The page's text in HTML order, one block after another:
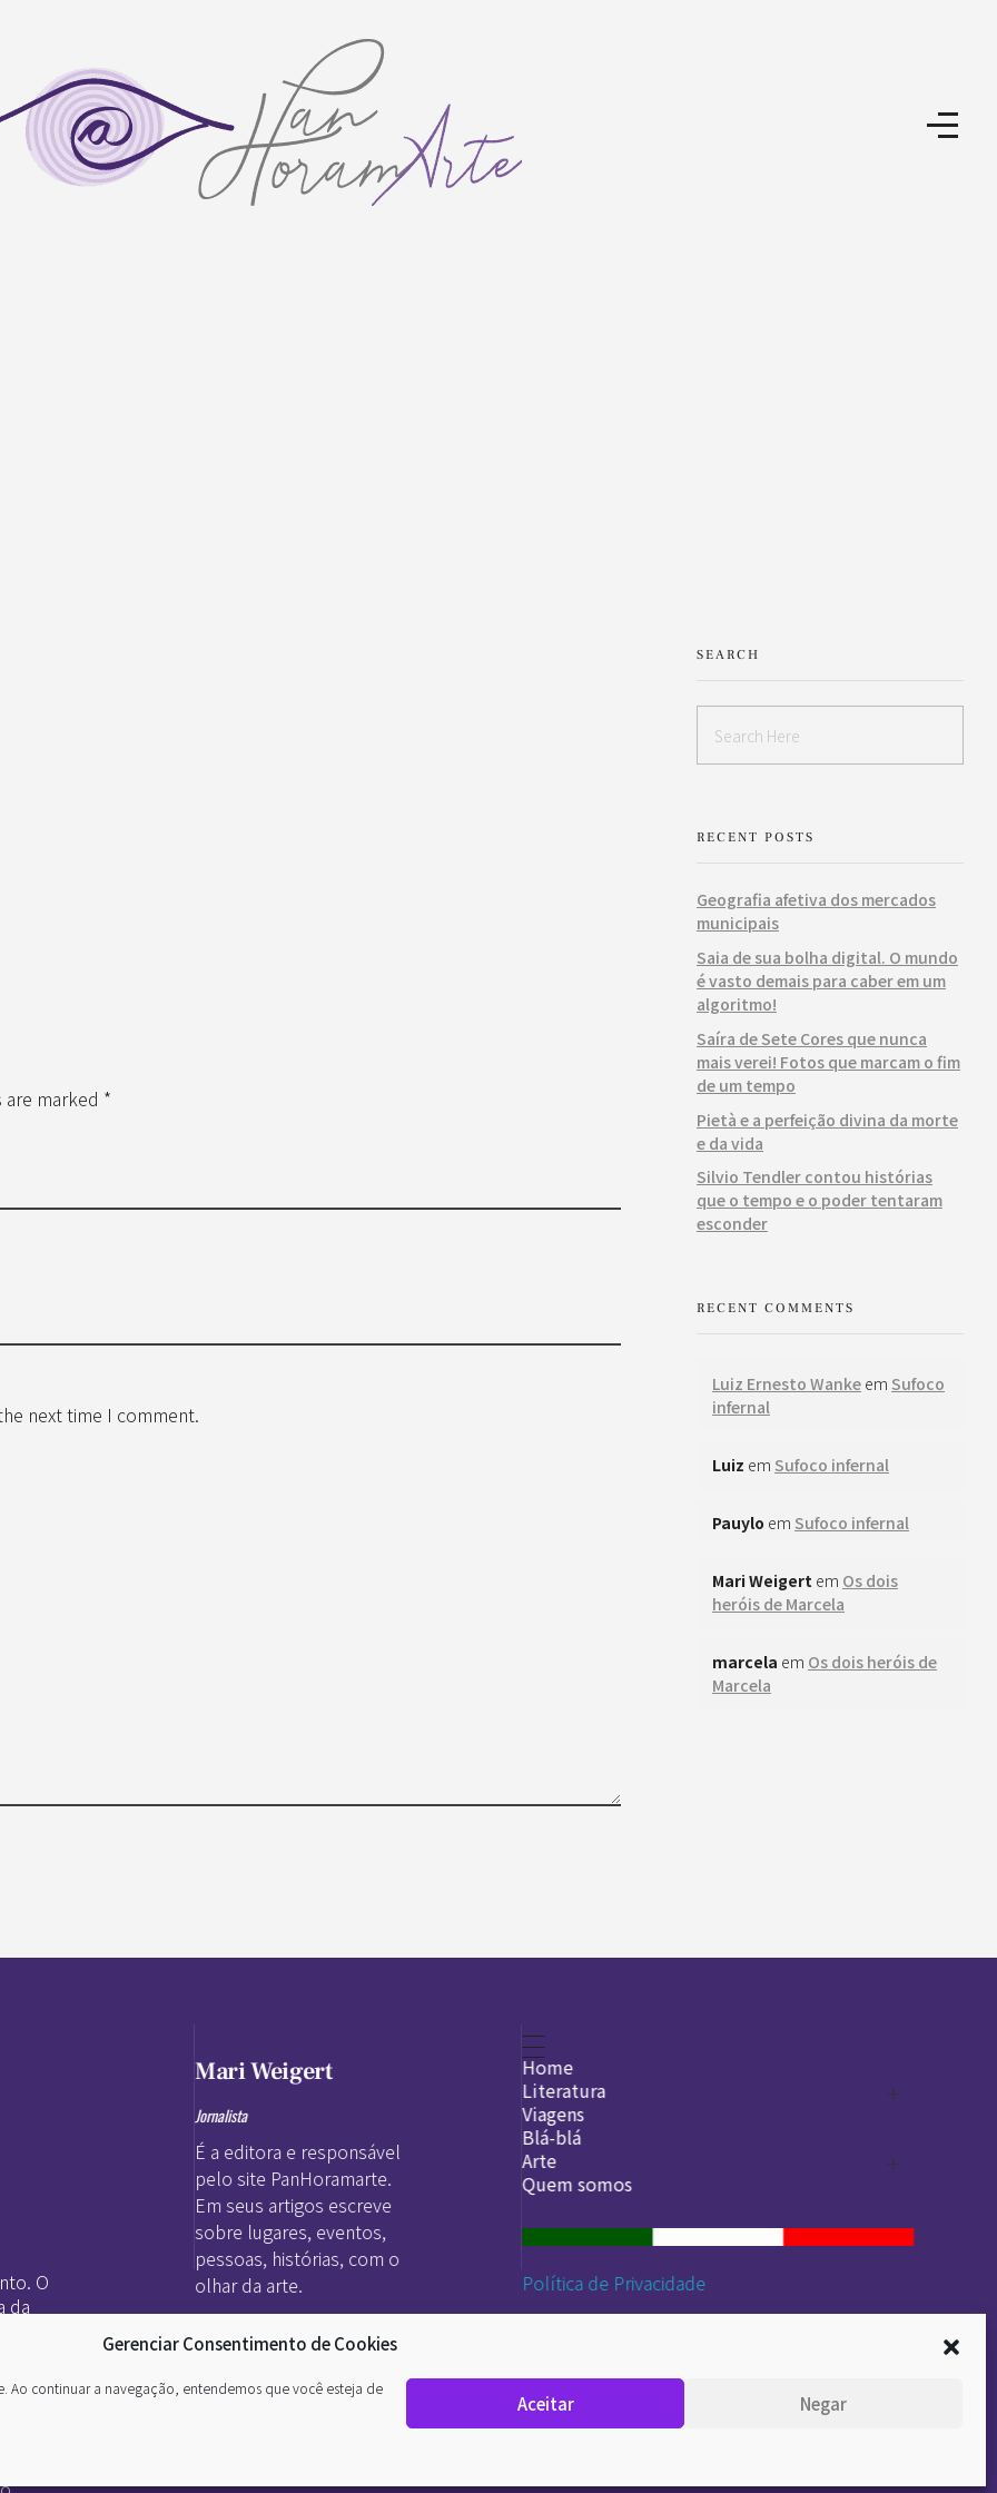
Gerenciar Consentimento de Cookies
Ao continuar a navegação, entendemos que você esteja de
Aceitar Negar
marked *
next time I comment.
SEARCH
RECENT POSTS
Geografia afetiva dos mercados
municipais
Saia de sua bolha digital. O mundo
é vasto demais para caber em um
algoritmo!
Saíra de Sete Cores que nunca
mais verei! Fotos que marcam o fim
de um tempo
Pietà e a perfeição divina da morte
e da vida
Silvio Tendler contou histórias
que o tempo e o poder tentaram
esconder
RECENT COMMENTS
Luiz Ernesto Wanke em Sufoco
infernal
Luiz em Sufoco infernal
Pauylo em Sufoco infernal
Mari Weigert em Os dois
heróis de Marcela
marcela em Os dois heróis de
Marcela
O
da
Mari Weigert
Jornalista
É a editora e responsável
pelo site PanHoramarte.
Em seus artigos escreve
sobre lugares, eventos,
pessoas, histórias, com o
olhar da arte.
Home
Literatura
Legado
Viagens
Blá-blá
Arte
O que é arte
DesignSocial
Quem somos
Política de Privacidade